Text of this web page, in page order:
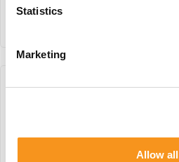
Statistics
Marketing
Allow all